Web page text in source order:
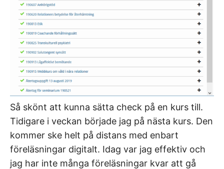
Så skönt att kunna sätta check på en kurs till.
Tidigare i veckan började jag på nästa kurs. Den
kommer ske helt på distans med enbart
föreläsningar digitalt. Idag var jag effektiv och
jag har inte många föreläsningar kvar att gå